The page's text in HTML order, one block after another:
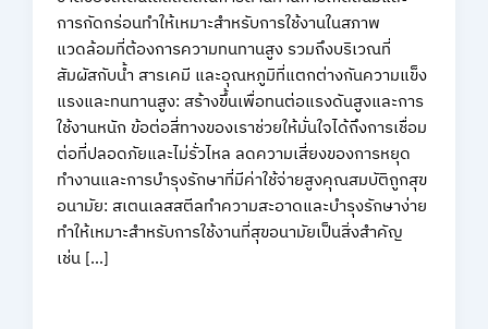
การกัดกร่อนทำให้เหมาะสำหรับการใช้งานในสภาพ
แวดล้อมที่ต้องการความทนทานสูง รวมถึงบริเวณที่
สัมผัสกับน้ำ สารเคมี และอุณหภูมิที่แตกต่างกันความแข็ง
แรงและทนทานสูง: สร้างขึ้นเพื่อทนต่อแรงดันสูงและการ
ใช้งานหนัก ข้อต่อสี่ทางของเราช่วยให้มั่นใจได้ถึงการเชื่อม
ต่อที่ปลอดภัยและไม่รั่วไหล ลดความเสี่ยงของการหยุด
ทำงานและการบำรุงรักษาที่มีค่าใช้จ่ายสูงคุณสมบัติถูกสุข
อนามัย: สเตนเลสสตีลทำความสะอาดและบำรุงรักษาง่าย
ทำให้เหมาะสำหรับการใช้งานที่สุขอนามัยเป็นสิ่งสำคัญ
เช่น […]